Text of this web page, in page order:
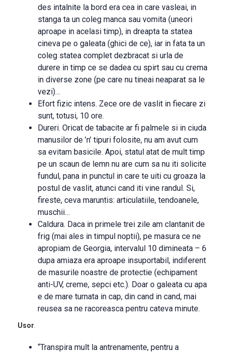
des intalnite la bord era cea in care vasleai, in
stanga ta un coleg manca sau vomita (uneori
aproape in acelasi timp), in dreapta ta statea
cineva pe o galeata (ghici de ce), iar in fata ta un
coleg statea complet dezbracat si urla de
durere in timp ce se dadea cu spirt sau cu crema
in diverse zone (pe care nu tineai neaparat sa le
vezi)…
Efort fizic intens. Zece ore de vaslit in fiecare zi
sunt, totusi, 10 ore.
Dureri. Oricat de tabacite ar fi palmele si in ciuda
manusilor de ’n’ tipuri folosite, nu am avut cum
sa evitam basicile. Apoi, statul atat de mult timp
pe un scaun de lemn nu are cum sa nu iti solicite
fundul, pana in punctul in care te uiti cu groaza la
postul de vaslit, atunci cand iti vine randul. Si,
fireste, ceva maruntis: articulatiile, tendoanele,
muschii…
Caldura. Daca in primele trei zile am clantanit de
frig (mai ales in timpul noptii), pe masura ce ne
apropiam de Georgia, intervalul 10 dimineata – 6
dupa amiaza era aproape insuportabil, indiferent
de masurile noastre de protectie (echipament
anti-UV, creme, sepci etc.). Doar o galeata cu apa
e de mare turnata in cap, din cand in cand, mai
reusea sa ne racoreasca pentru cateva minute.
Usor
“Transpira mult la antrenamente, pentru a